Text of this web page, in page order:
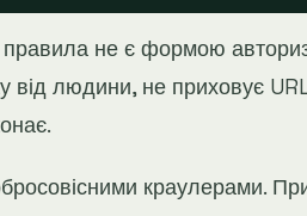
не є формою
від людини, не приховує
краулерами.